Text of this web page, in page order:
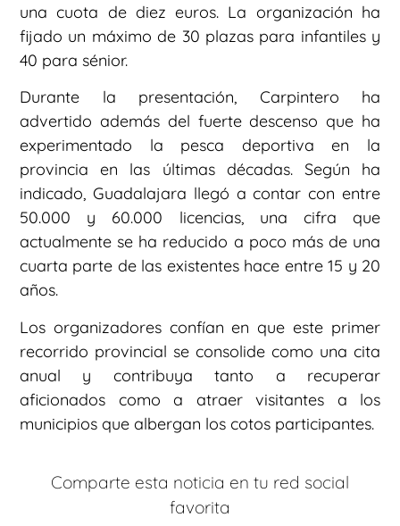
una cuota de diez euros. La organización ha
fijado un máximo de 30 plazas para infantiles y
40 para sénior.
Durante la presentación, Carpintero ha
advertido además del fuerte descenso que ha
experimentado la pesca deportiva en la
provincia en las últimas décadas. Según ha
indicado, Guadalajara llegó a contar con entre
50.000 y 60.000 licencias, una cifra que
actualmente se ha reducido a poco más de una
cuarta parte de las existentes hace entre 15 y 20
años.
Los organizadores confían en que este primer
recorrido provincial se consolide como una cita
anual y contribuya tanto a recuperar
aficionados como a atraer visitantes a los
municipios que albergan los cotos participantes.
Comparte esta noticia en tu red social
favorita